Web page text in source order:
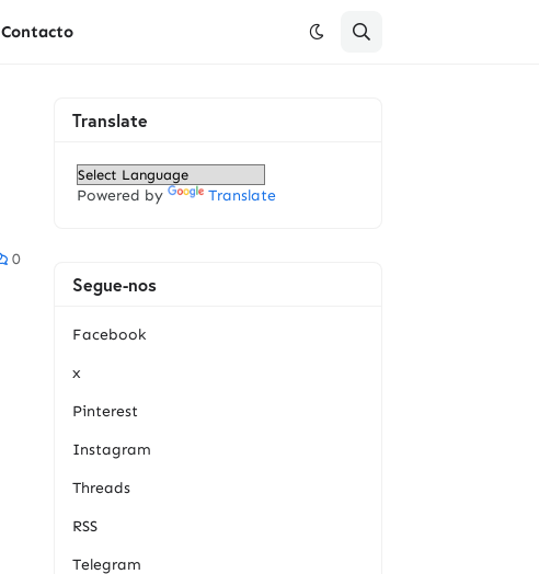
Contacto
0
Translate
Powered by Translate
Segue-nos
Facebook
x
Pinterest
Instagram
Threads
RSS
Telegram